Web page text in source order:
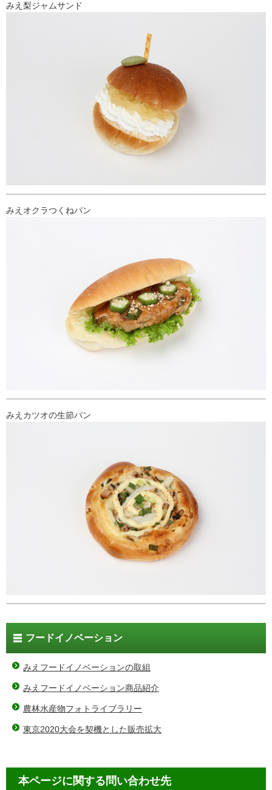
みえ梨ジャムサンド
みえオクラつくねパン
みえカツオの生節パン
フードイノベーション
みえフードイノベーションの取組
みえフードイノベーション商品紹介
農林水産物フォトライブラリー
東京2020大会を契機とした販売拡大
本ページに関する問い合わせ先